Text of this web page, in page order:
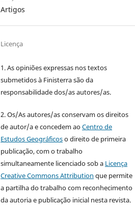
Artigos
Licença
1. As opiniões expressas nos textos
submetidos à Finisterra são da
responsabilidade dos/as autores/as.
2. Os/As autores/as conservam os direitos
de autor/a e concedem aoCentro de
Estudos Geográficoso direito de primeira
publicação, com o trabalho
simultaneamente licenciado sob a Licença
Creative Commons Attribution que permite
a partilha do trabalho com reconhecimento
da autoria e publicação inicial nesta revista.